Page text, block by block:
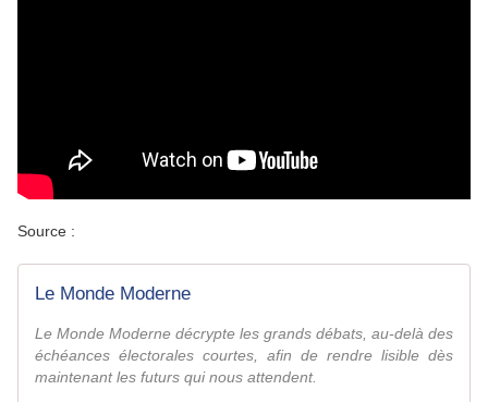
Source :
Le Monde Moderne
Le Monde Moderne décrypte les grands débats, au-delà des
échéances électorales courtes, afin de rendre lisible dès
maintenant les futurs qui nous attendent.